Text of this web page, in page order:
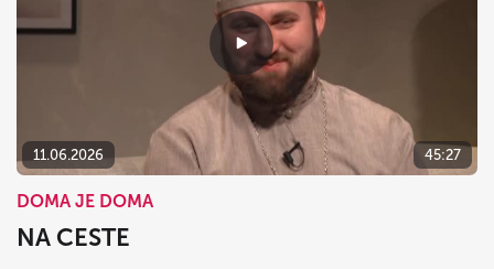
11.06.2026 45:27
DOMA JE DOMA
NA CESTE